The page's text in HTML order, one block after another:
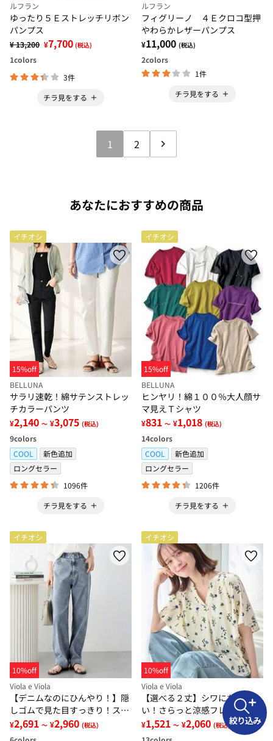
ルフラン
ゆったり５Ｅストレッチリボン
パンプス
¥ 13,200 ¥7,700 (税込)
1colors
3件
チラ見をする
ルフラン
フィグリーノ ４Ｅクロコ型押
やわらかレザーパンプス
¥11,000 (税込)
2colors
1件
チラ見をする
1 2
あなたにおすすめの商品
イチオシ
15%off
BELLUNA
サラリ速乾！綿サテンストレッ
チカラーパンツ
¥2,140 ～ ¥3,075 (税込)
9colors
COOL
新色追加
ロングセラー
1096件
チラ見をする
イチオシ
15%off
BELLUNA
ヒンヤリ！綿１００％大人顔サ
マ見えＴシャツ
¥831 ～ ¥1,018 (税込)
14colors
COOL
新色追加
ロングセラー
1206件
チラ見をする
イチオシ
10%off
Viola e Viola
【デニムなのにひんやり！】隠
しゴムで見た目すっきり！スト
レッチ楽ちんデニム
¥2,691 ～ ¥2,960 (税込)
イチオシ
10%off
Viola e Viola
【選べる２丈】シワになりにく
い！さらっと涼感フレアスリー
ブブラウス
¥1,521 ～ ¥2,060 (税込)絞り込み